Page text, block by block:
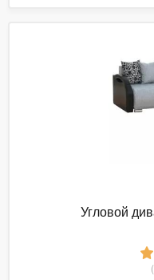
Угловой